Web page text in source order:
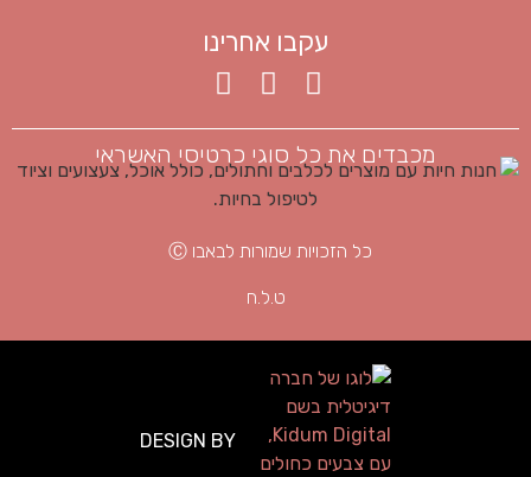
עקבו אחרינו
מכבדים את כל סוגי כרטיסי האשראי
כל הזכויות שמורות לבאבו Ⓒ
ט.ל.ח
DESIGN BY